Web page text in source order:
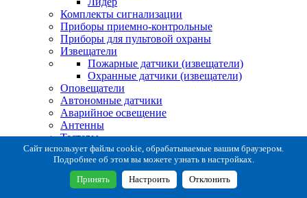
Комплекты сигнализации
Приборы приемно-контрольные
Приборы для пультовой охраны
Извещатели
Пожарные датчики (извещатели)
Охранные датчики (извещатели)
Оповещатели
Автономные датчики
Аварийное освещение
Антенны
Тестеры
Система сбора извещений
Расходные и монтажные материалы
Коробки коммутационные
Кронштейны для извещателей
Сайт использует файлы cookie, обрабатываемые вашим браузером.
Подробнее об этом вы можете узнать в настройках.
Принять Настроить Отклонить